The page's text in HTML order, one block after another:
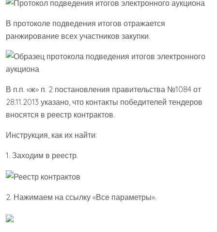
В протоколе подведения итогов отражается
ранжирование всех участников закупки.
В п.п. «ж» п. 2 постановления правительства №1084 от
28.11.2013 указано, что контакты победителей тендеров
вносятся в реестр контрактов.
Инструкция, как их найти:
1. Заходим в реестр.
2. Нажимаем на ссылку «Все параметры».